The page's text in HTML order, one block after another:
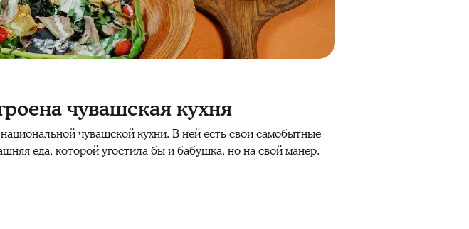
чувашская кухня
чувашской кухни. В ней есть свои самобытные
еда, которой угостила бы и бабушка, но на свой манер.